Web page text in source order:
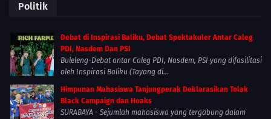
Politik
Debat di Inspirasi Baliku, Debat Spektakuler Antar Caleg
PDI, Nasdem Dan PSI
Buleleng-Debat antar Caleg PDI, Nasdem, PSI yang difasilitasi
oleh Inspirasi Baliku (Tayang di...
Himpunan Mahasiswa Tanjungperak Deklarasikan Tolak
Black Campaign dan Hoaks
SURABAYA - Sejumlah mahasiswa yang tergabung dalam